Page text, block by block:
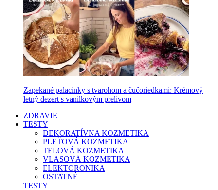
Zapekané palacinky s tvarohom a čučoriedkami: Krémový
letný dezert s vanilkovým prelivom
ZDRAVIE
TESTY
DEKORATÍVNA KOZMETIKA
PLEŤOVÁ KOZMETIKA
TELOVÁ KOZMETIKA
VLASOVÁ KOZMETIKA
ELEKTORONIKA
OSTATNÉ
TESTY